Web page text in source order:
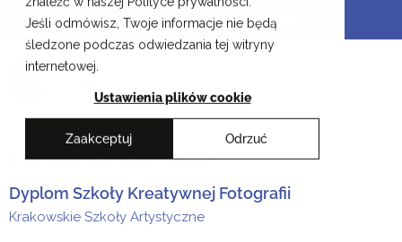
Jeśli odmówisz, Twoje informacje nie będą
śledzone podczas odwiedzania tej witryny
internetowej.
Ustawienia plików cookie
Zaakceptuj Odrzuć
Przejdź
treści
Krakowskie Szkoły Artystyczne
EN
Dominika Popiołek
Dyplom Szkoły Kreatywnej Fotografii
Krakowskie Szkoły Artystyczne